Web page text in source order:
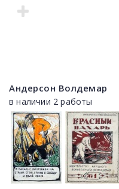
Андерсон Волдемар
в наличии 2 работы